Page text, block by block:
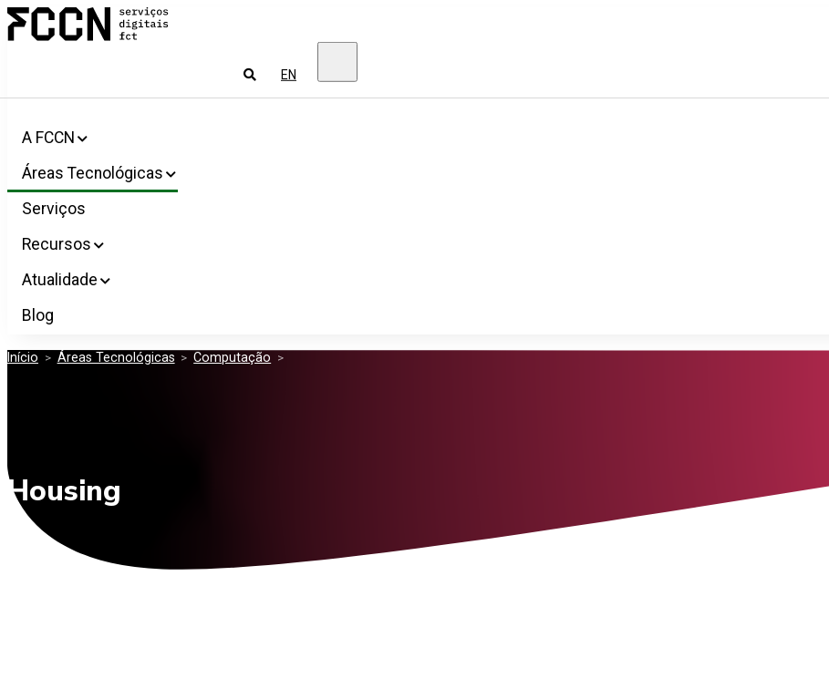
Salta
para
Pesquisar
EN
A FCCN
Áreas Tecnológicas
Serviços
Recursos
Atualidade
Blog
Início > Áreas Tecnológicas > Computação >
Housing